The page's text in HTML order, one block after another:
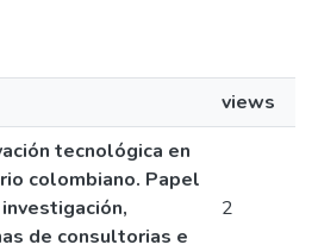
views
tecnológica en
colombiano. Papel
de consultorias e
2